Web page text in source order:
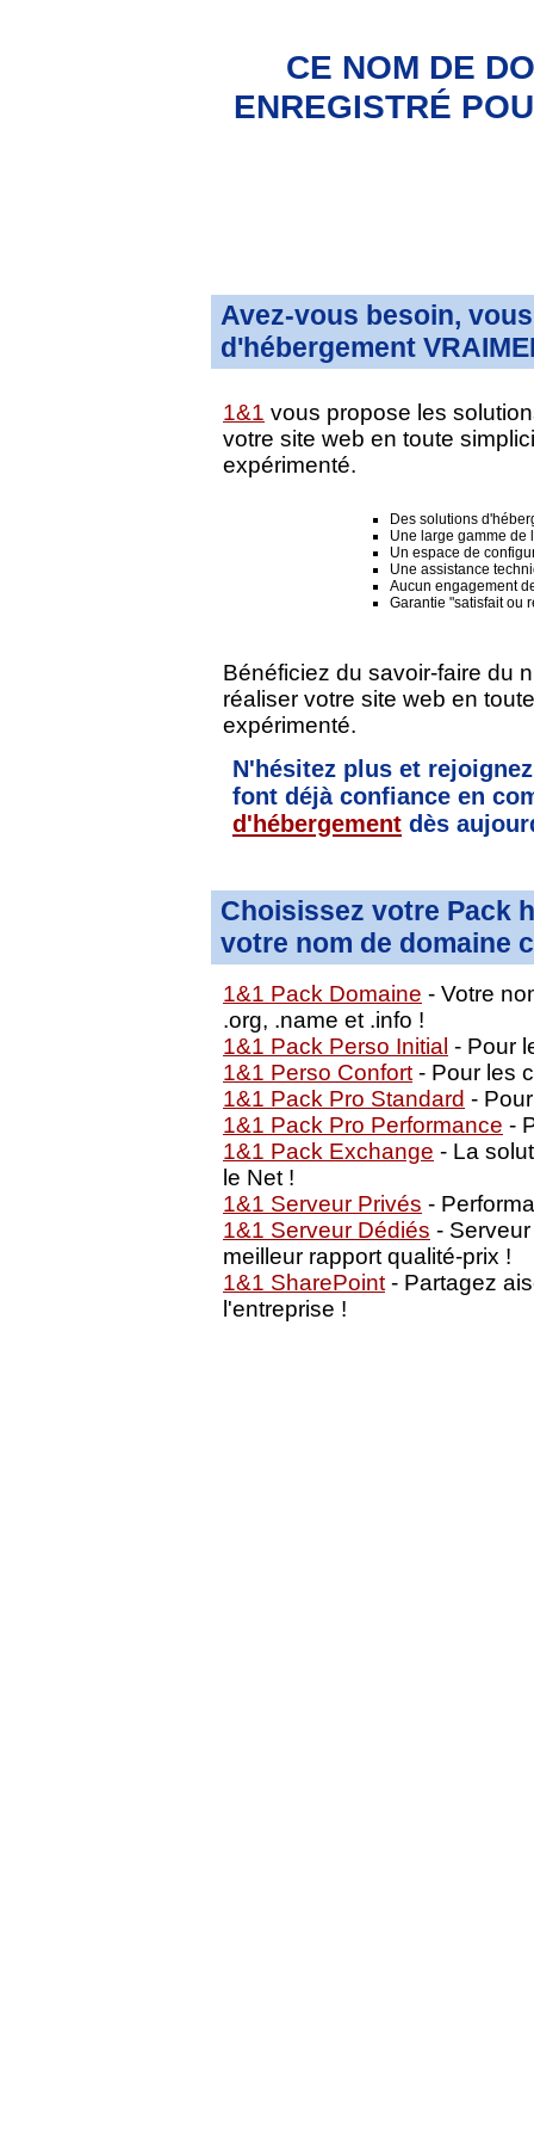
CE NOM DE
ENREGISTRÉ
Avez-vous besoin,
d'hébergement
1&1 vous propose les
votre site web en toute
expérimenté.
Des solutions
Une large gamme de
Un espace de
Une assistance
Aucun engagement
Garantie "satisfait ou
Bénéficiez du savoir-faire du
réaliser votre site web en
expérimenté.
N'hésitez plus et
font déjà confiance en
d'hébergement dès
Choisissez votre Pack
votre nom de domaine
1&1 Pack Domaine - Votre
.org, .name et .info !
1&1 Pack Perso Initial - Pour
1&1 Perso Confort - Pour les
1&1 Pack Pro Standard -
1&1 Pack Pro Performance -
1&1 Pack Exchange - La
le Net !
1&1 Serveur Privés -
1&1 Serveur Dédiés -
meilleur rapport qualité-prix !
1&1 SharePoint - Partagez
l'entreprise !